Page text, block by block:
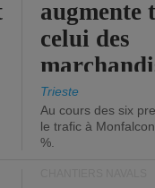
augmente
celui des
diminue.
Trieste
Au cours des six
le trafic à
%.